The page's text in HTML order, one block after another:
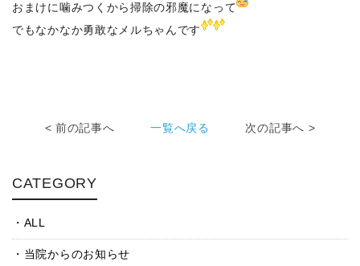
おまけに噛みつくから掃除の邪魔になって
でもなかなか勇敢なメルちゃんです
< 前の記事へ 一覧へ戻る 次の記事へ >
CATEGORY
ALL
当院からのお知らせ